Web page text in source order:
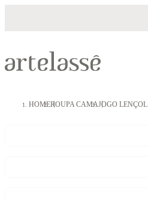
HOMEROUPA CAMAJOGO LENÇOL